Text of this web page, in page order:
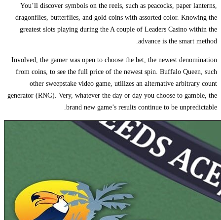
You’ll discover symbols on the reels, such as peacocks, paper lanterns,
dragonflies, butterflies, and gold coins with assorted color. Knowing the
greatest slots playing during the A couple of Leaders Casino within the
advance is the smart method.
Involved, the gamer was open to choose the bet, the newest denomination
from coins, to see the full price of the newest spin. Buffalo Queen, such
other sweepstake video game, utilizes an alternative arbitrary count
generator (RNG). Very, whatever the day or day you choose to gamble, the
brand new game’s results continue to be unpredictable.